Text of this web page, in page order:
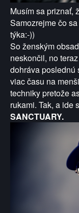
Musím sa priznať,
Samozrejme čo
týka:-))
So ženským
neskončil, no
dohráva poslednú
viac času na
techniky pretože
rukami. Tak, a ide
SANCTUARY.